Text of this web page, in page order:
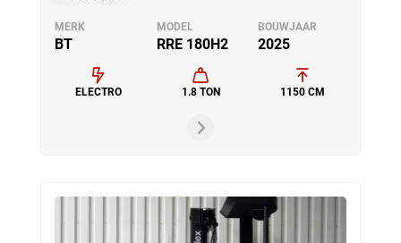
MERK
BT
MODEL
RRE 180H2
BOUWJAAR
2025
ELECTRO 1.8 TON 1150 CM